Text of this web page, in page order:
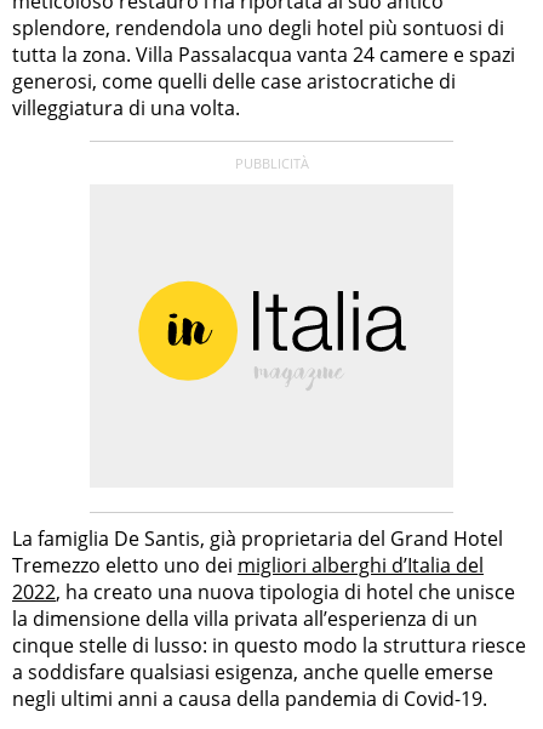
splendore, rendendola uno degli hotel più sontuosi di
tutta la zona. Villa Passalacqua vanta 24 camere e spazi
generosi, come quelli delle case aristocratiche di
villeggiatura di una volta.
La famiglia De Santis, già proprietaria del Grand Hotel
Tremezzo eletto uno dei migliori alberghi d’Italia del
2022, ha creato una nuova tipologia di hotel che unisce
la dimensione della villa privata all’esperienza di un
cinque stelle di lusso: in questo modo la struttura riesce
a soddisfare qualsiasi esigenza, anche quelle emerse
negli ultimi anni a causa della pandemia di Covid-19.